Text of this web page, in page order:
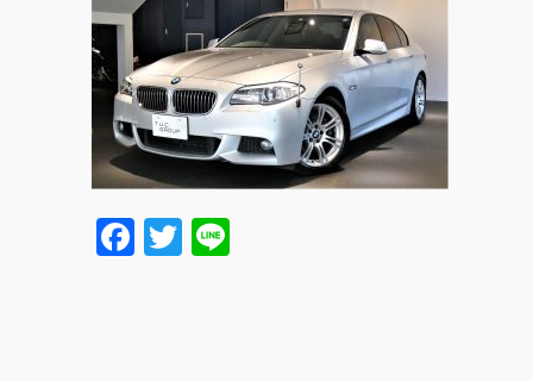
Facebook
Twitter